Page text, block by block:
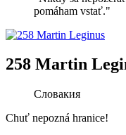
pomáham vstať."
258 Martin
Словакия
Chuť nepozná hranice!